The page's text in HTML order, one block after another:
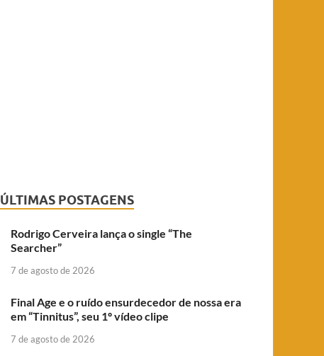
ÚLTIMAS POSTAGENS
Rodrigo Cerveira lança o single “The
Searcher”
7 de agosto de 2026
Final Age e o ruído ensurdecedor de nossa era
em “Tinnitus”, seu 1º vídeo clipe
7 de agosto de 2026